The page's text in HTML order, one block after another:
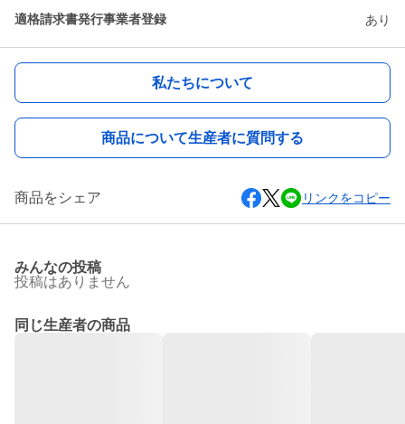
適格請求書発行事業者登録 あり
私たちについて
商品について生産者に質問する
商品をシェア リンクをコピー
みんなの投稿
投稿はありません
同じ生産者の商品